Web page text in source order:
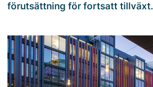
förutsättning för fortsatt tillväxt.